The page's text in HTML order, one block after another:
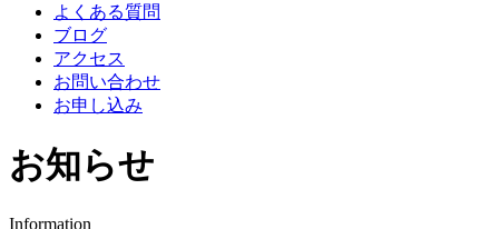
よくある質問
ブログ
アクセス
お問い合わせ
お申し込み
お知らせ
Information